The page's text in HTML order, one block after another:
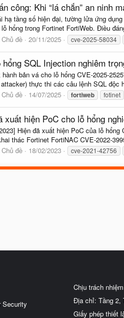
công: Khi “lá chắn” an ninh
hạ tầng số hiện đại, tường lửa ứng
hổng trong Fortinet FortiWeb. Điều
Chủ đề 20/11/2025 cve-2025-58034
SQL Injection nghiêm
bản vá cho lỗ hổng CVE-2025-
thực thi các câu lệnh SQL
Chủ đề 14/07/2025 fortiweb fotinet
xuất hiện PoC cho lỗ hổng
Hiện đã xuất hiện PoC của lỗ
thác Fortinet FortiNAC CVE-2022-
Chủ đề 18/02/2023 cve-2021-42756
Security
Chịu trách
Địa chỉ: Tầng 2,
Giấy phép thiết